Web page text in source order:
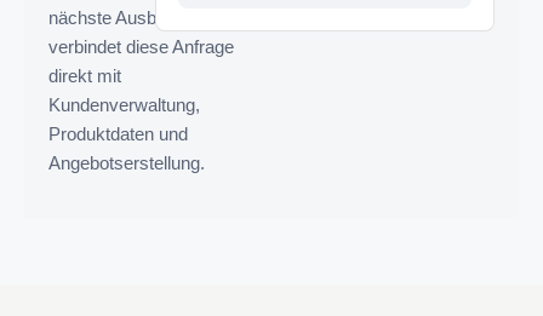
nächste Ausbaustufe
verbindet diese Anfrage
direkt mit
Kundenverwaltung,
Produktdaten und
Angebotserstellung.